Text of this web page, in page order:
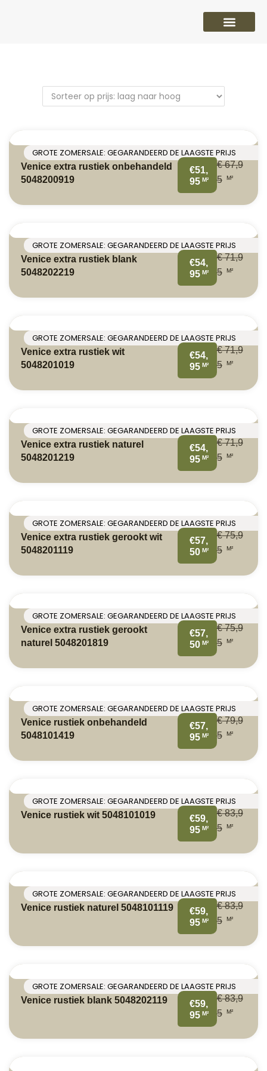
GROTE ZOMERSALE: GEGARANDEERD DE LAAGSTE PRIJS
Venice extra rustiek onbehandeld
5048200919
€51,
95 M²
€67,9
5
M²
GROTE ZOMERSALE: GEGARANDEERD DE LAAGSTE PRIJS
Venice extra rustiek blank
5048202219
€54,
95 M²
€71,9
5
M²
GROTE ZOMERSALE: GEGARANDEERD DE LAAGSTE PRIJS
Venice extra rustiek wit
5048201019
€54,
95 M²
€71,9
5
M²
GROTE ZOMERSALE: GEGARANDEERD DE LAAGSTE PRIJS
Venice extra rustiek naturel
5048201219
€54,
95 M²
€71,9
5
M²
GROTE ZOMERSALE: GEGARANDEERD DE LAAGSTE PRIJS
Venice extra rustiek gerookt wit
5048201119
€57,
50 M²
€75,9
5
M²
GROTE ZOMERSALE: GEGARANDEERD DE LAAGSTE PRIJS
Venice extra rustiek gerookt
naturel 5048201819
€57,
50 M²
€75,9
5
M²
GROTE ZOMERSALE: GEGARANDEERD DE LAAGSTE PRIJS
Venice rustiek onbehandeld
5048101419
€57,
95 M²
€79,9
5
M²
GROTE ZOMERSALE: GEGARANDEERD DE LAAGSTE PRIJS
Venice rustiek wit 5048101019
€59,
95 M²
€83,9
5
M²
GROTE ZOMERSALE: GEGARANDEERD DE LAAGSTE PRIJS
Venice rustiek naturel 5048101119
€59,
95 M²
€83,9
5
M²
GROTE ZOMERSALE: GEGARANDEERD DE LAAGSTE PRIJS
Venice rustiek blank 5048202119
€59,
95 M²
€83,9
5
M²